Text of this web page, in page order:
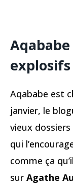
Aqababe est
janvier, le
vieux
qui
comme ça
sur Agathe